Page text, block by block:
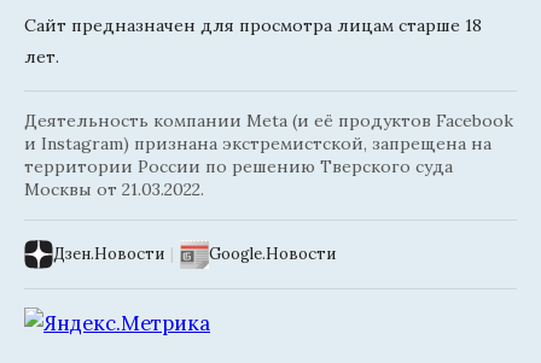
Сайт предназначен для просмотра лицам старше 18
лет.
Деятельность компании Meta (и её продуктов Facebook
и Instagram) признана экстремистской, запрещена на
территории России по решению Тверского суда
Москвы от 21.03.2022.
Дзен.Новости | Google.Новости